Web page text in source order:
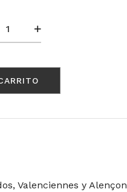
, Valenciennes y Alençon